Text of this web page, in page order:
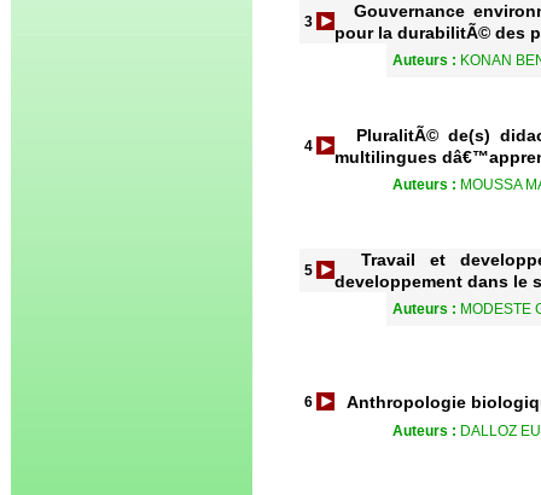
3
Gouvernance
pour la durabilitÃ© des
Auteurs : KONAN
4
PluralitÃ© de(s)
multilingues
Auteurs : MOUSSA
5
Travail et
developpement dans le
Auteurs : MODESTE
6 Anthropologie
Auteurs : DALLOZ